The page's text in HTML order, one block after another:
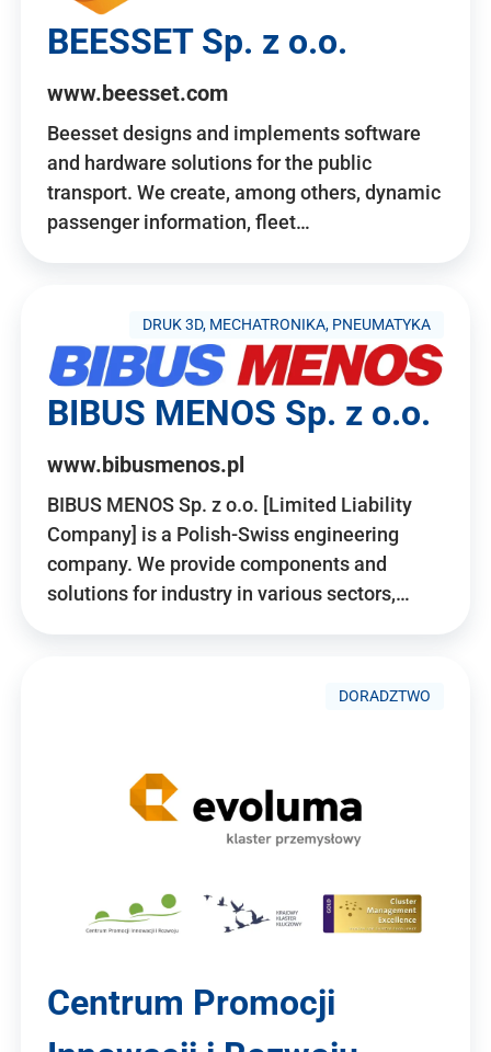
BEESSET Sp. z o.o.
www.beesset.com
Beesset designs and implements software
and hardware solutions for the public
transport. We create, among others, dynamic
passenger information, fleet…
DRUK 3D, MECHATRONIKA, PNEUMATYKA
BIBUS MENOS Sp. z o.o.
www.bibusmenos.pl
BIBUS MENOS Sp. z o.o. [Limited Liability
Company] is a Polish-Swiss engineering
company. We provide components and
solutions for industry in various sectors,…
DORADZTWO
Centrum Promocji